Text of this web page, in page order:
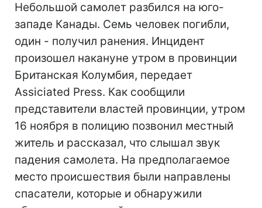
Небольшой самолет разбился на юго-
западе Канады. Семь человек погибли,
один - получил ранения. Инцидент
произошел накануне утром в провинции
Британская Колумбия, передает
Assiciated Press. Как сообщили
представители властей провинции, утром
16 ноября в полицию позвонил местный
житель и рассказал, что слышал звук
падения самолета. На предполагаемое
место происшествия были направлены
спасатели, которые и обнаружили